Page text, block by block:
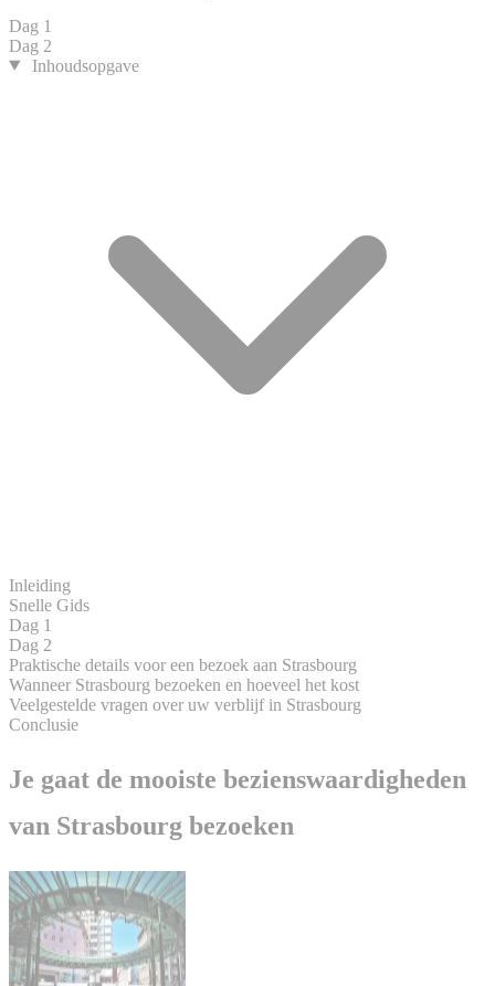
Dag 1
Dag 2
Inhoudsopgave
Inleiding
Snelle Gids
Dag 1
Dag 2
Praktische details voor een bezoek aan Strasbourg
Wanneer Strasbourg bezoeken en hoeveel het kost
Veelgestelde vragen over uw verblijf in Strasbourg
Conclusie
Je gaat de mooiste bezienswaardigheden
van Strasbourg bezoeken